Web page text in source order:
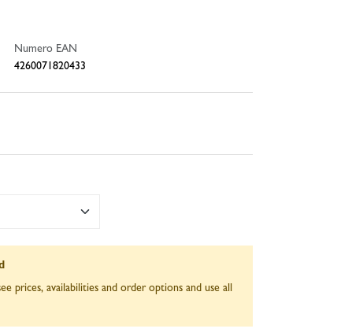
Numero EAN
4260071820433
prices, availabilities and order options and use all